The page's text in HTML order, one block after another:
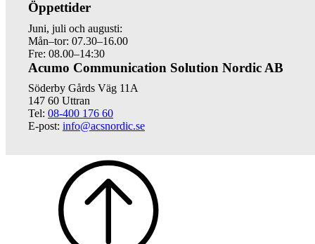
Öppettider
Juni, juli och augusti:
Mån–tor: 07.30–16.00
Fre: 08.00–14:30
Acumo Communication Solution Nordic AB
Söderby Gårds Väg 11A
147 60 Uttran
Tel: 08-400 176 60
E-post: info@acsnordic.se